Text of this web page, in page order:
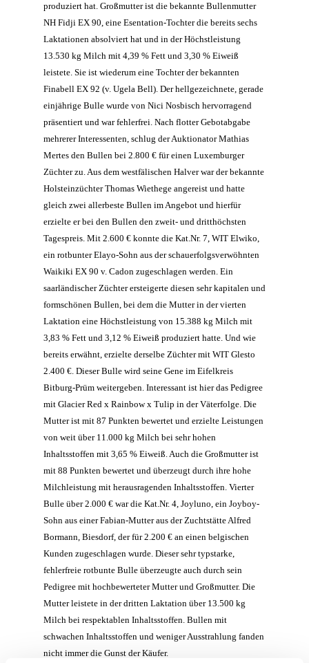
produziert hat. Großmutter ist die bekannte Bullenmutter
NH Fidji EX 90, eine Esentation-Tochter die bereits sechs
Laktationen absolviert hat und in der Höchstleistung
13.530 kg Milch mit 4,39 % Fett und 3,30 % Eiweiß
leistete. Sie ist wiederum eine Tochter der bekannten
Finabell EX 92 (v. Ugela Bell). Der hellgezeichnete, gerade
einjährige Bulle wurde von Nici Nosbisch hervorragend
präsentiert und war fehlerfrei. Nach flotter Gebotabgabe
mehrerer Interessenten, schlug der Auktionator Mathias
Mertes den Bullen bei 2.800 € für einen Luxemburger
Züchter zu. Aus dem westfälischen Halver war der bekannte
Holsteinzüchter Thomas Wiethege angereist und hatte
gleich zwei allerbeste Bullen im Angebot und hierfür
erzielte er bei den Bullen den zweit- und dritthöchsten
Tagespreis. Mit 2.600 € konnte die Kat.Nr. 7, WIT Elwiko,
ein rotbunter Elayo-Sohn aus der schauerfolgsverwöhnten
Waikiki EX 90 v. Cadon zugeschlagen werden. Ein
saarländischer Züchter ersteigerte diesen sehr kapitalen und
formschönen Bullen, bei dem die Mutter in der vierten
Laktation eine Höchstleistung von 15.388 kg Milch mit
3,83 % Fett und 3,12 % Eiweiß produziert hatte. Und wie
bereits erwähnt, erzielte derselbe Züchter mit WIT Glesto
2.400 €. Dieser Bulle wird seine Gene im Eifelkreis
Bitburg-Prüm weitergeben. Interessant ist hier das Pedigree
mit Glacier Red x Rainbow x Tulip in der Väterfolge. Die
Mutter ist mit 87 Punkten bewertet und erzielte Leistungen
von weit über 11.000 kg Milch bei sehr hohen
Inhaltsstoffen mit 3,65 % Eiweiß. Auch die Großmutter ist
mit 88 Punkten bewertet und überzeugt durch ihre hohe
Milchleistung mit herausragenden Inhaltsstoffen. Vierter
Bulle über 2.000 € war die Kat.Nr. 4, Joyluno, ein Joyboy-
Sohn aus einer Fabian-Mutter aus der Zuchtstätte Alfred
Bormann, Biesdorf, der für 2.200 € an einen belgischen
Kunden zugeschlagen wurde. Dieser sehr typstarke,
fehlerfreie rotbunte Bulle überzeugte auch durch sein
Pedigree mit hochbewerteter Mutter und Großmutter. Die
Mutter leistete in der dritten Laktation über 13.500 kg
Milch bei respektablen Inhaltsstoffen. Bullen mit
schwachen Inhaltsstoffen und weniger Ausstrahlung fanden
nicht immer die Gunst der Käufer.